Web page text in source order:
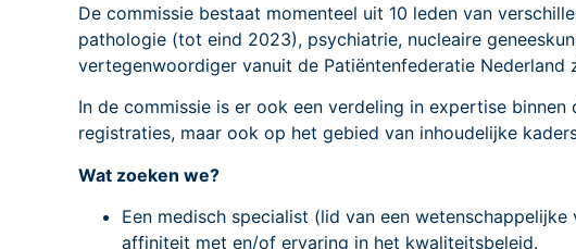
De commissie bestaat momenteel uit 10 leden van
pathologie (tot eind 2023), psychiatrie, nucleaire
vertegenwoordiger vanuit de Patiëntenfederatie Nederland
In de commissie is er ook een verdeling in expertise
registraties, maar ook op het gebied van inhoudelijke
Wat zoeken we?
Een medisch specialist (lid van een
affiniteit met en/of ervaring in het kwaliteitsbeleid.